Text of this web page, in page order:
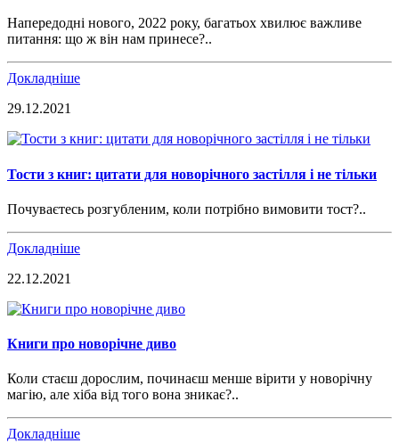
Напередодні нового, 2022 року, багатьох хвилює важливе
питання: що ж він нам принесе?..
Докладніше
29.12.2021
Тости з книг: цитати для новорічного застілля і не тільки
Почуваєтесь розгубленим, коли потрібно вимовити тост?..
Докладніше
22.12.2021
Книги про новорічне диво
Коли стаєш дорослим, починаєш менше вірити у новорічну
магію, але хіба від того вона зникає?..
Докладніше